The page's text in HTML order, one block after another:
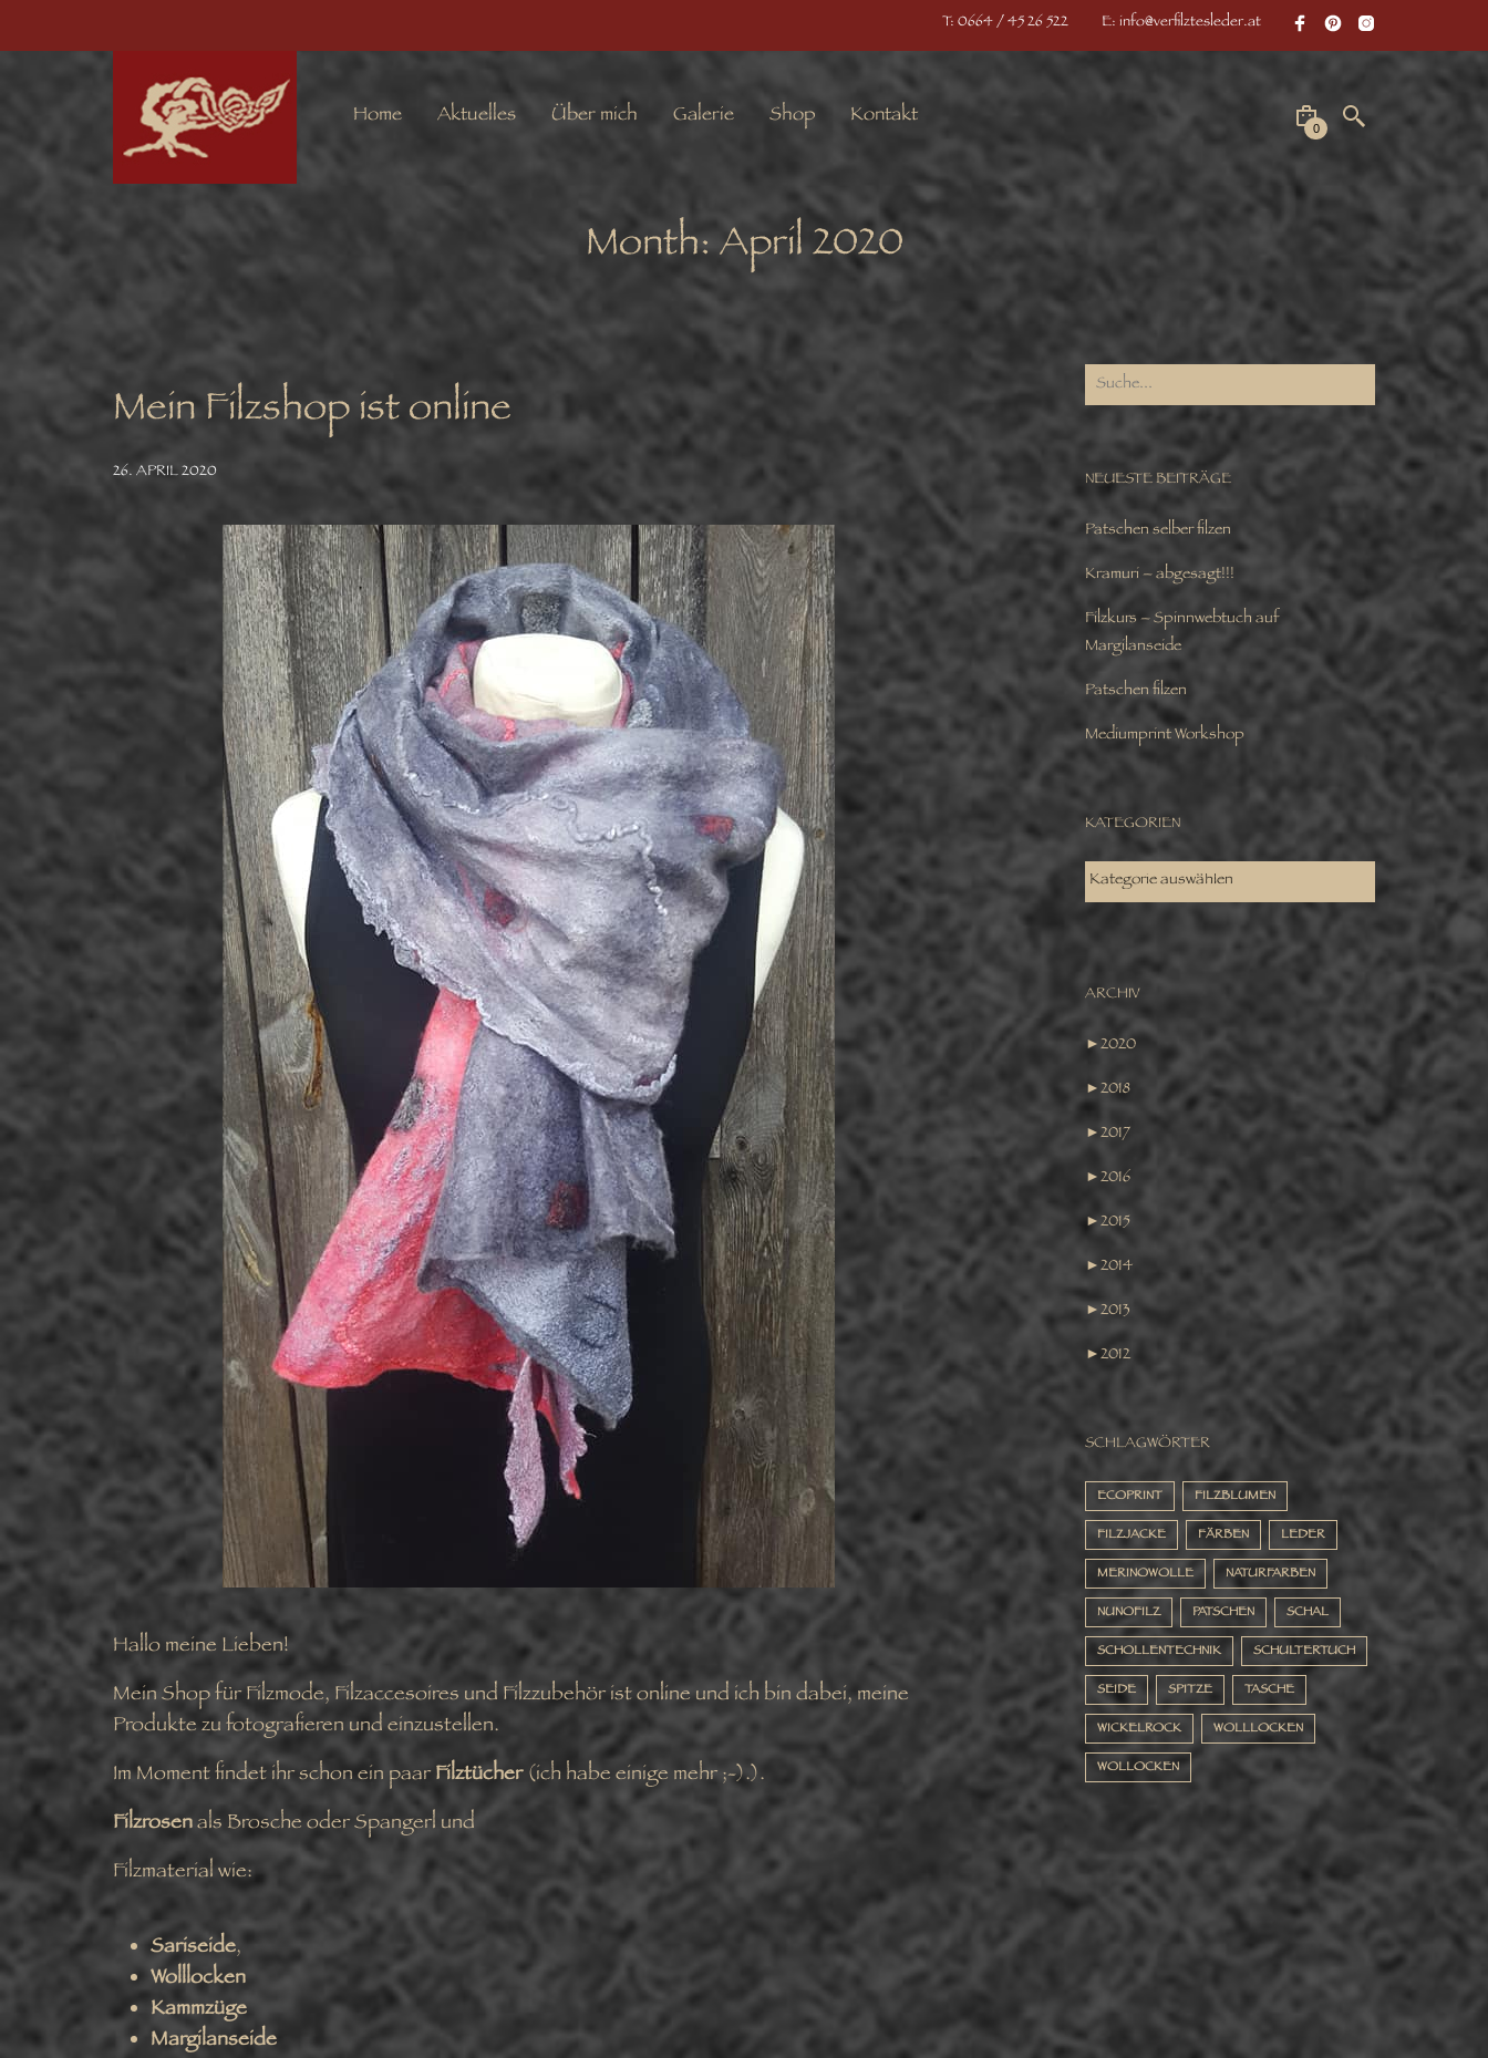
T: 0664 / 45 26 522 E: info@verfilztesleder.at
Home Aktuelles Über mich Galerie Shop Kontakt 0
Month:April 2020
Mein Filzshop ist online
26. APRIL 2020
Hallo meine Lieben!
Mein Shop für Filzmode, Filzaccesoires und Filzzubehör ist online und ich bin dabei, meine
Produkte zu fotografieren und einzustellen.
Im Moment findet ihr schon ein paarFilztücher(ich habe einige mehr ;-).).
Filzrosenals Brosche oder Spangerl und
Filzmaterial wie:
Sariseide,
Wolllocken
Kammzüge
Margilanseide
NEUESTE BEITRÄGE
Patschen selber filzen
Kramuri – abgesagt!!!
Filzkurs – Spinnwebtuch auf
Margilanseide
Patschen filzen
Mediumprint Workshop
KATEGORIEN
KATEGORIEN
ARCHIV
►2020
►2018
►2017
►2016
►2015
►2014
►2013
►2012
SCHLAGWÖRTER
ECOPRINT FILZBLUMEN
FILZJACKE FÄRBEN LEDER
MERINOWOLLE NATURFARBEN
NUNOFILZ PATSCHEN SCHAL
SCHOLLENTECHNIK SCHULTERTUCH
SEIDE SPITZE TASCHE
WICKELROCK WOLLLOCKEN
WOLLOCKEN